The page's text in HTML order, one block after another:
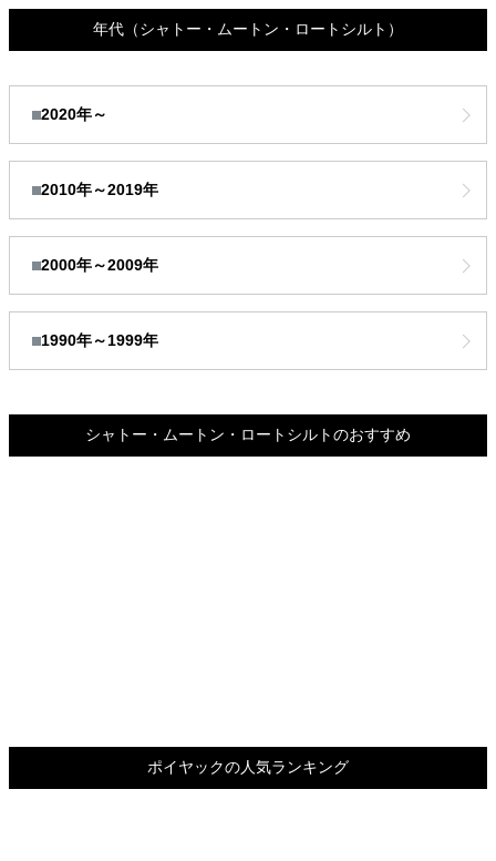
年代 （シャトー・ムートン・ロートシルト）
2020年～
2010年～2019年
2000年～2009年
1990年～1999年
シャトー・ムートン・ロートシルトのおすすめ
ポイヤックの人気ランキング